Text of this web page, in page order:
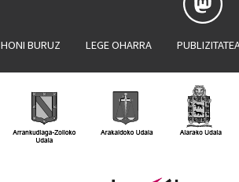
HONI BURUZ LEGE OHARRA